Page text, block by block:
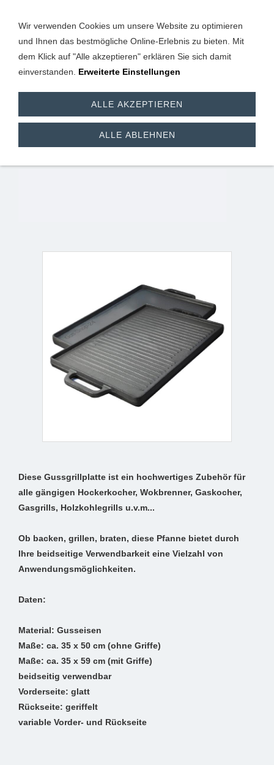
Grillplatte aus
Gusseisen, 35 cm x 50
cm / 2 in 1
Diese Gussgrillplatte ist ein hochwertiges Zubehör für
alle gängigen Hockerkocher, Wokbrenner, Gaskocher,
Gasgrills, Holzkohlegrills u.v.m...
Ob backen, grillen, braten, diese Pfanne bietet durch
Ihre beidseitige Verwendbarkeit eine Vielzahl von
Anwendungsmöglichkeiten.
Daten:
Material: Gusseisen
Maße: ca. 35 x 50 cm (ohne Griffe)
Maße: ca. 35 x 59 cm (mit Griffe)
beidseitig verwendbar
Vorderseite: glatt
Rückseite: geriffelt
variable Vorder- und Rückseite
Wir verwenden Cookies um unsere Website zu optimieren
und Ihnen das bestmögliche Online-Erlebnis zu bieten. Mit
dem Klick auf "Alle akzeptieren" erklären Sie sich damit
einverstanden. Erweiterte Einstellungen
ALLE AKZEPTIEREN
ALLE ABLEHNEN